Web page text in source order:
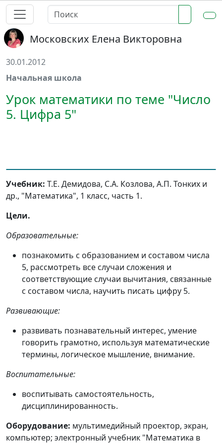
Московских Елена Викторовна
30.01.2012
Начальная школа
Урок математики по теме "Число
5. Цифра 5"
Учебник: Т.Е. Демидова, С.А. Козлова, А.П. Тонких и
др., "Математика", 1 класс, часть 1.
Цели.
Образовательные:
познакомить с образованием и составом числа
5, рассмотреть все случаи сложения и
соответствующие случаи вычитания, связанные
с составом числа, научить писать цифру 5.
Развивающие:
развивать познавательный интерес, умение
говорить грамотно, используя математические
термины, логическое мышление, внимание.
Воспитательные:
воспитывать самостоятельность,
дисциплинированность.
Оборудование: мультимедийный проектор, экран,
компьютер; электронный учебник "Математика в